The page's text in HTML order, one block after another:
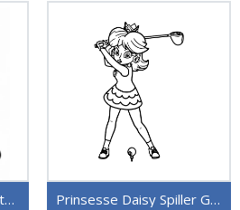
Prinsesse Daisy Utskriftbar Prinsesse Daisy Spiller Golf